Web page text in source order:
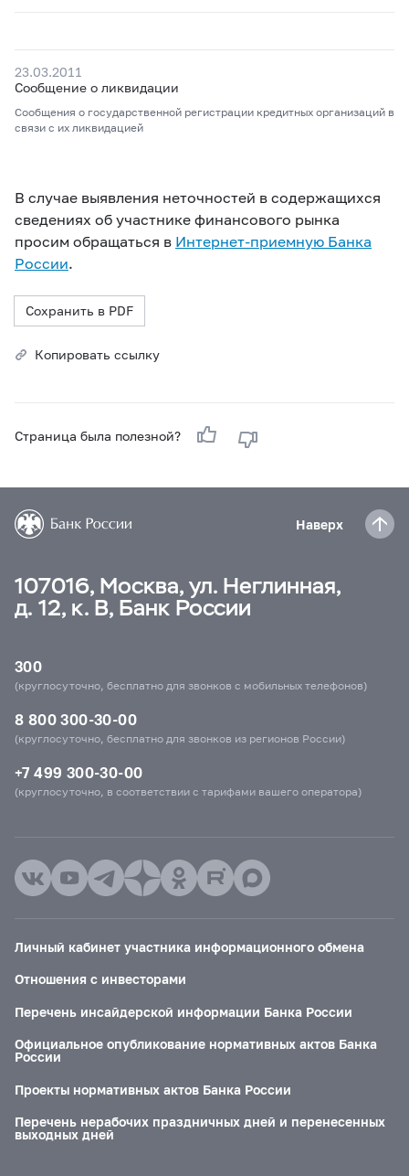
23.03.2011
Сообщение о ликвидации
Сообщения о государственной регистрации кредитных организаций в
связи с их ликвидацией
В случае выявления неточностей в содержащихся
сведениях об участнике финансового рынка
просим обращаться в Интернет-приемную Банка
России.
Сохранить в PDF
Копировать ссылку
Страница была полезной?
Наверх
107016, Москва, ул. Неглинная,
д. 12, к. В, Банк России
300
(круглосуточно, бесплатно для звонков с мобильных телефонов)
8 800 300-30-00
(круглосуточно, бесплатно для звонков из регионов России)
+7 499 300-30-00
(круглосуточно, в соответствии с тарифами вашего оператора)
Личный кабинет участника информационного обмена
Отношения с инвесторами
Перечень инсайдерской информации Банка России
Официальное опубликование нормативных актов Банка
России
Проекты нормативных актов Банка России
Перечень нерабочих праздничных дней и перенесенных
выходных дней